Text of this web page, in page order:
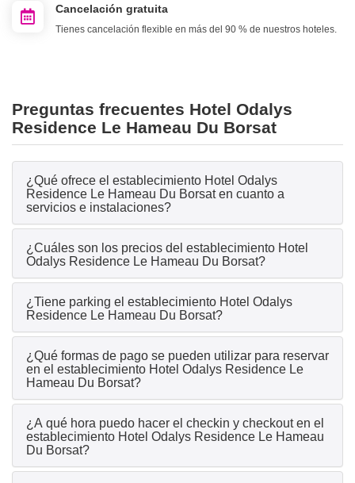
Cancelación gratuita
Tienes cancelación flexible en más del 90 % de nuestros hoteles.
Preguntas frecuentes Hotel Odalys
Residence Le Hameau Du Borsat
¿Qué ofrece el establecimiento Hotel Odalys
Residence Le Hameau Du Borsat en cuanto a
servicios e instalaciones?
¿Cuáles son los precios del establecimiento Hotel
Odalys Residence Le Hameau Du Borsat?
¿Tiene parking el establecimiento Hotel Odalys
Residence Le Hameau Du Borsat?
¿Qué formas de pago se pueden utilizar para reservar
en el establecimiento Hotel Odalys Residence Le
Hameau Du Borsat?
¿A qué hora puedo hacer el checkin y checkout en el
establecimiento Hotel Odalys Residence Le Hameau
Du Borsat?